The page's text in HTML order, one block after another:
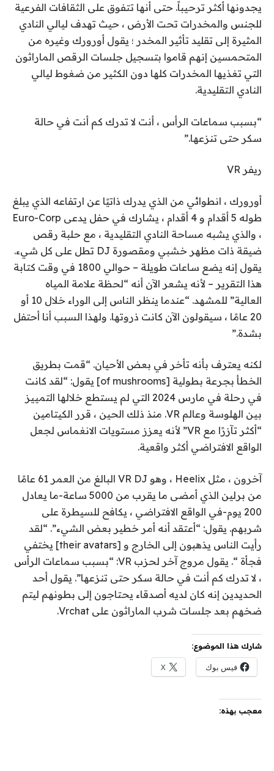
يجدونها أكثر ترحيباً. حتى أنها تتفوق على الثقافات الفرعية
للجنس والمخدرات تحت الأرض ، حيث تهدف ليالي النادي
المثيرة إلى تقليد تأثير المخدر ؛ يقول أورورك وغيره من
المتحمسين إنهم قاموا بتسجيل جلسات الرقص الماراثون
التي تغذيها المخدرات كلها دون الكثير من ضغوط ليالي
النادي التقليدية.
“بسبب سماعات الرأس ، أنت لا تدرك كم أنت في حالة
سكر حتى تنزعها.”
ريفر VR
أورورك ، انطوائي من الذي يدرك ذاتيًا عن ارتفاعه الذي يبلغ
طوله 5 أقدام و 4 أقدام ، يشارك في حفل يدعى Euro-Corp
، والذي يشبه مساحة النادي التقليدية ، مع حلبة رقص
ضيقة ذات مظهر خشبي ومقصورة DJ تطل على كل شيء.
يقول إنه يضع ساعات طويلة – حوالي 1800 في وقت كتابة
هذا التقرير – لأنه يشعر الآن أنه “لحظة علامة المياه
العالية” للمشهد. “عندما ينظر الناس إلى الوراء خلال 10 أو
20 عامًا ، سيقولون الآن كانت ذروتها. ولهذا السبب أنا أحتفل
بشدة.”
لكنه يعترف بأنه تأخر في بعض الأحيان. “قمت بطريق
الخطأ بجرعة بطولية [of mushrooms] يقول: “لقد كانت
في رحلة في مارس 2024 التي لم يستطع خلالها التمييز
بين الهلوسة وعالم VR. منذ ذلك الحين ، قرر الكيتامين
“أكثر تآزرًا مع VR” لأنه يعزز مستويات الانغماس لجعل
الواقع الافتراضي أكثر واقعية.
آخرون ، مثل Heelix ، وهو VR DJ البالغ من العمر 61 عامًا
من برلين الذي أمضى ما يقرب من 5000 ساعة-ما يعادل
200 يوم-في الواقع الافتراضي ، يكافح للسيطرة على
شربهم. يقول: “أعتقد أنه أمر خطير بعض الشيء”. “لقد
رأيت الناس يذهبون إلى الخارج و [their avatars] يختفي
فجأة “. يقول مروج آخر لحزب VR: “بسبب سماعات الرأس
، لا تدرك كم أنت في حالة سكر حتى تنزعها”. يقول أحد
الحديدين إنه كان لديه أصدقاء يحتاجون إلى بطونهم ليتم
ضخهم بعد جلسات شرب الماراثون على Vrchat.
شارك هذا الموضوع:
فيس بوك X
معجب بهذه: